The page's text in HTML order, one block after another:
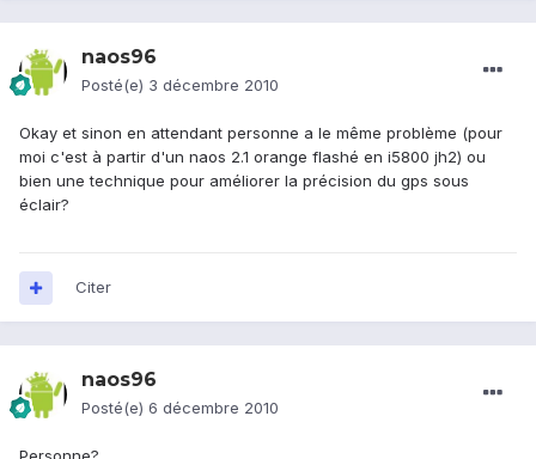
naos96
Posté(e) 3 décembre 2010
Okay et sinon en attendant personne a le même problème (pour
moi c'est à partir d'un naos 2.1 orange flashé en i5800 jh2) ou
bien une technique pour améliorer la précision du gps sous
éclair?
Citer
naos96
Posté(e) 6 décembre 2010